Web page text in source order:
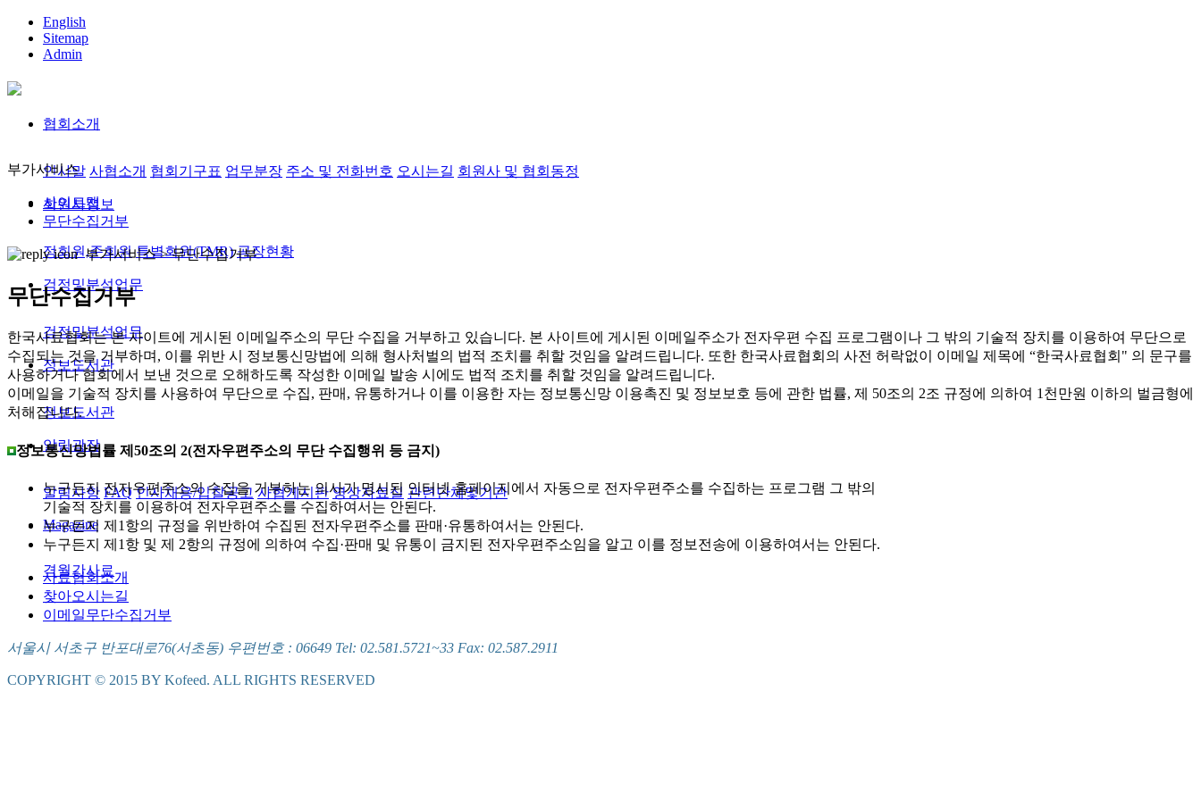
English
Sitemap
Admin
협회소개
인사말 사협소개 협회기구표 업무분장 주소 및 전화번호 오시는길 회원사 및 협회동정
회원사정보
정회원,준회원 특별회원(TMR) 공장현황
검정및분석업무
검정및분석업무
정보도서관
정보도서관
알림광장
알림사항 FAQ 인사채용/입찰공고 사협게시판 영상자료실 관련단체및기관
Magazine
격월간사료
부가서비스
사이트맵
무단수집거부
부가서비스 >무단수집거부
무단수집거부
한국사료협회는 본 사이트에 게시된 이메일주소의 무단 수집을 거부하고 있습니다. 본 사이트에 게시된 이메일주소가 전자우편 수집 프로그램이나 그 밖의 기술적 장치를 이용하여 무단으로
수집되는 것을 거부하며, 이를 위반 시 정보통신망법에 의해 형사처벌의 법적 조치를 취할 것임을 알려드립니다. 또한 한국사료협회의 사전 허락없이 이메일 제목에 “한국사료협회" 의 문구를
사용하거나 협회에서 보낸 것으로 오해하도록 작성한 이메일 발송 시에도 법적 조치를 취할 것임을 알려드립니다.
이메일을 기술적 장치를 사용하여 무단으로 수집, 판매, 유통하거나 이를 이용한 자는 정보통신망 이용촉진 및 정보보호 등에 관한 법률, 제 50조의 2조 규정에 의하여 1천만원 이하의 벌금형에
처해집니다.
정보통신망법률 제50조의 2(전자우편주소의 무단 수집행위 등 금지)
누구든지 전자우편주소의 수집을 거부하는 의사가 명시된 인터넷 홈페이지에서 자동으로 전자우편주소를 수집하는 프로그램 그 밖의
기술적 장치를 이용하여 전자우편주소를 수집하여서는 안된다.
누구든지 제1항의 규정을 위반하여 수집된 전자우편주소를 판매·유통하여서는 안된다.
누구든지 제1항 및 제 2항의 규정에 의하여 수집·판매 및 유통이 금지된 전자우편주소임을 알고 이를 정보전송에 이용하여서는 안된다.
사료협회소개
찾아오시는길
이메일무단수집거부
서울시 서초구 반포대로76(서초동) 우편번호 : 06649 Tel: 02.581.5721~33 Fax: 02.587.2911
COPYRIGHT © 2015 BY Kofeed. ALL RIGHTS RESERVED